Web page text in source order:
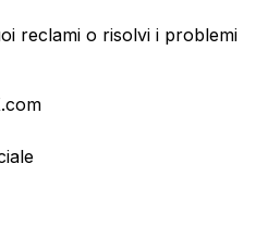
reclami o risolvi i problemi